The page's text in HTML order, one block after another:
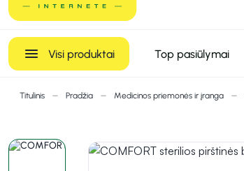
Visi produktai Top pasiūlymai
Titulinis Pradžia Medicinos priemonės ir įranga